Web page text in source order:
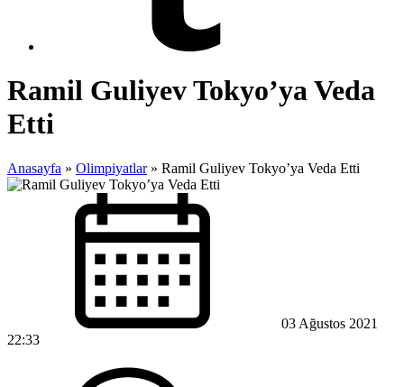
Ramil Guliyev Tokyo’ya Veda
Etti
Anasayfa » Olimpiyatlar » Ramil Guliyev Tokyo’ya Veda Etti
03 Ağustos 2021
22:33